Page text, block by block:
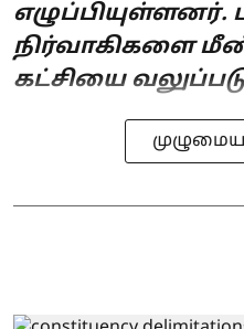
எழுப்பியுள்ளனர்.
நிர்வாகிகளை
கட்சியை